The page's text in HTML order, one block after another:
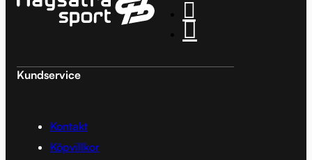
Kundservice
Kontakt
Köpvillkor